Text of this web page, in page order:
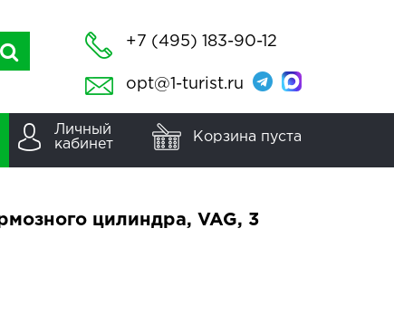
+7 (495) 183-90-12
opt@1-turist.ru
Личный
кабинет
Корзина пуста
цилиндра, VAG, 3